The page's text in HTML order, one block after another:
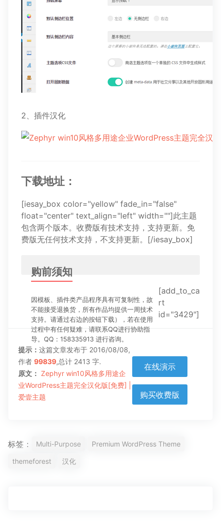
2、插件汉化
下载地址：
[iesay_box color="yellow" fade_in="false"
float="center" text_align="left" width=""]此主题
包含两个版本。收费版有技术支持，支持更新。免
费版无任何技术支持，不支持更新。[/iesay_box]
购前须知
因模板、插件类产品程序具有可复制性，故
不能接受退换货，所有作品均提供一周技术
支持。请通过右边的按钮下载），若在使用
过程中有任何疑难，请联系QQ进行协助指
导。QQ：158335913 进行咨询。
在线演示
购买收费版
[add_to_ca
rt
id="3429"]
提示： 这篇文章发布于 2016/08/08,
作者 99839,总计 2413 字.
原文： Zephyr win10风格多用途企
业WordPress主题完全汉化版[免费] |
爱壹主题
标签： Multi-Purpose Premium WordPress Theme
themeforest 汉化